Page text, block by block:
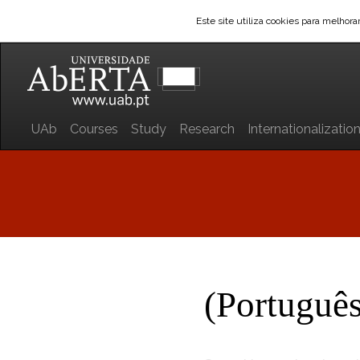
Este site utiliza cookies para
UAb Courses Study Research Internationalization